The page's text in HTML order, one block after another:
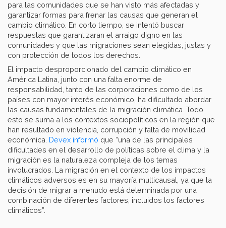
para las comunidades que se han visto más afectadas y
garantizar formas para frenar las causas que generan el
cambio climático. En corto tiempo, se intentó buscar
respuestas que garantizaran el arraigo digno en las
comunidades y que las migraciones sean elegidas, justas y
con protección de todos los derechos.
El impacto desproporcionado del cambio climático en
América Latina, junto con una falta enorme de
responsabilidad, tanto de las corporaciones como de los
países con mayor interés económico, ha dificultado abordar
las causas fundamentales de la migración climática. Todo
esto se suma a los contextos sociopolíticos en la región que
han resultado en violencia, corrupción y falta de movilidad
económica. Devex informó que “una de las principales
dificultades en el desarrollo de políticas sobre el clima y la
migración es la naturaleza compleja de los temas
involucrados. La migración en el contexto de los impactos
climáticos adversos es en su mayoría multicausal, ya que la
decisión de migrar a menudo está determinada por una
combinación de diferentes factores, incluidos los factores
climáticos”.